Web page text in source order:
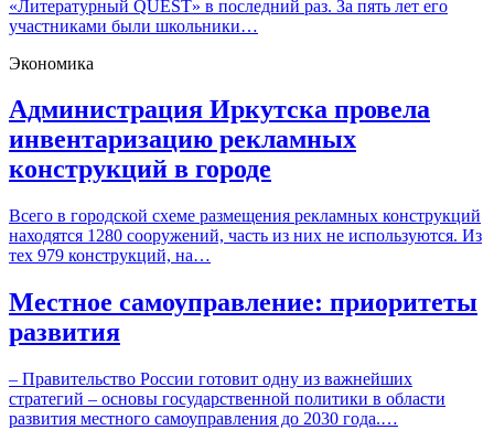
«Литературный QUEST» в последний раз. За пять лет его
участниками были школьники…
Экономика
Администрация Иркутска провела
инвентаризацию рекламных
конструкций в городе
Всего в городской схеме размещения рекламных конструкций
находятся 1280 сооружений, часть из них не используются. Из
тех 979 конструкций, на…
Местное самоуправление: приоритеты
развития
– Правительство России готовит одну из важнейших
стратегий – основы государственной политики в области
развития местного самоуправления до 2030 года.…